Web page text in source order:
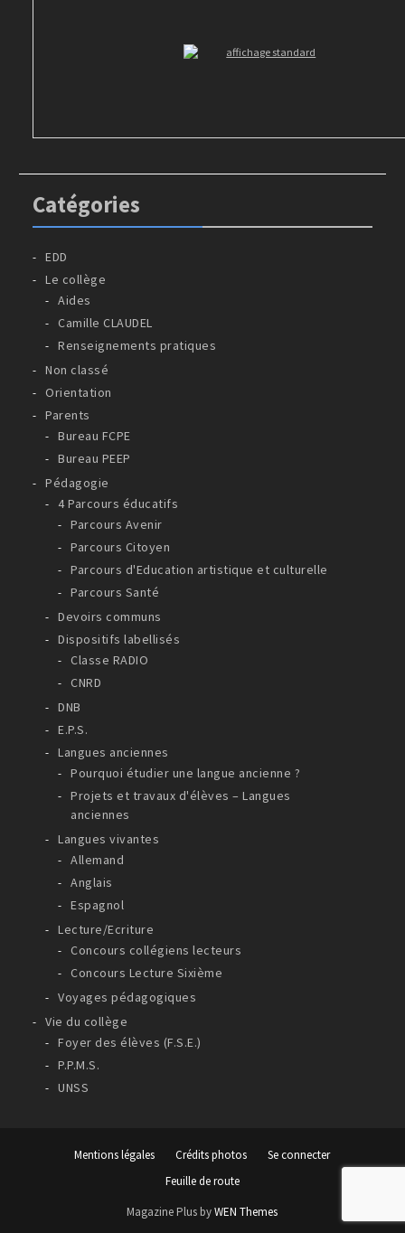
Catégories
EDD
Le collège
Aides
Camille CLAUDEL
Renseignements pratiques
Non classé
Orientation
Parents
Bureau FCPE
Bureau PEEP
Pédagogie
4 Parcours éducatifs
Parcours Avenir
Parcours Citoyen
Parcours d'Education artistique et culturelle
Parcours Santé
Devoirs communs
Dispositifs labellisés
Classe RADIO
CNRD
DNB
E.P.S.
Langues anciennes
Pourquoi étudier une langue ancienne ?
Projets et travaux d'élèves – Langues
anciennes
Langues vivantes
Allemand
Anglais
Espagnol
Lecture/Ecriture
Concours collégiens lecteurs
Concours Lecture Sixième
Voyages pédagogiques
Vie du collège
Foyer des élèves (F.S.E.)
P.P.M.S.
UNSS
Mentions légales Crédits photos
Se connecter
Feuille de route
Magazine Plus byWEN Themes